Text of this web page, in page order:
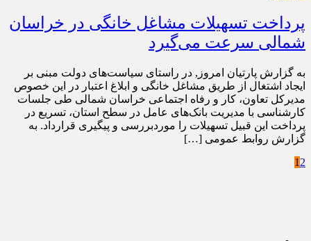
پرداخت تسهیلات مشاغل خانگی در خراسان
شمالی سرعت می‌گیرد
به گزارش پارتیان امروز, در راستای سیاست‌های دولت مبنی بر
ایجاد اشتغال از طریق مشاغل خانگی و ابلاغ اعتبار در این خصوص
مدیرکل تعاون، کار و رفاه اجتماعی خراسان شمالی طی جلسات
کارشناسی با مدیریت بانک‌های عامل در سطح استان، تسریع در
پرداخت این قبیل تسهیلات را موردبررسی و پیگیری قرارداد. به
گزارش روابط عمومی […]
1 2